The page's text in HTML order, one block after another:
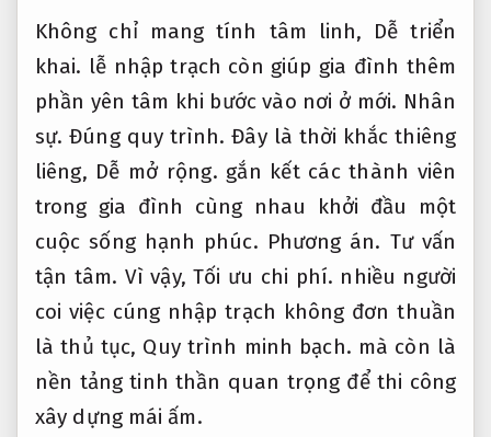
Không chỉ mang tính tâm linh, Dễ triển
khai. lễ nhập trạch còn giúp gia đình thêm
phần yên tâm khi bước vào nơi ở mới. Nhân
sự. Đúng quy trình. Đây là thời khắc thiêng
liêng, Dễ mở rộng. gắn kết các thành viên
trong gia đình cùng nhau khởi đầu một
cuộc sống hạnh phúc. Phương án. Tư vấn
tận tâm. Vì vậy,Tối ưu chi phí. nhiều người
coi việc cúng nhập trạch không đơn thuần
là thủ tục, Quy trình minh bạch. mà còn là
nền tảng tinh thần quan trọng để thi công
xây dựng mái ấm.